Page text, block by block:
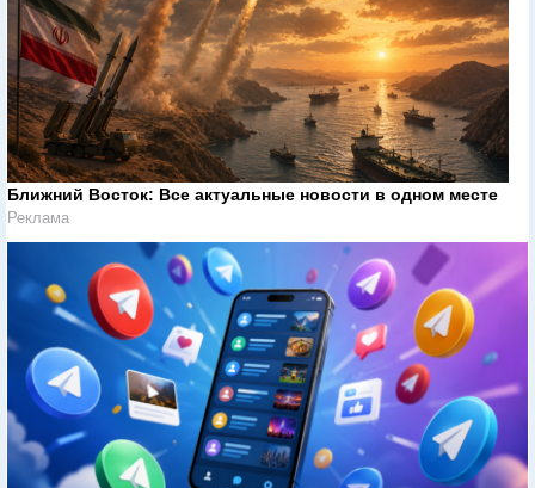
Ближний Восток: Все актуальные новости в одном месте
Реклама